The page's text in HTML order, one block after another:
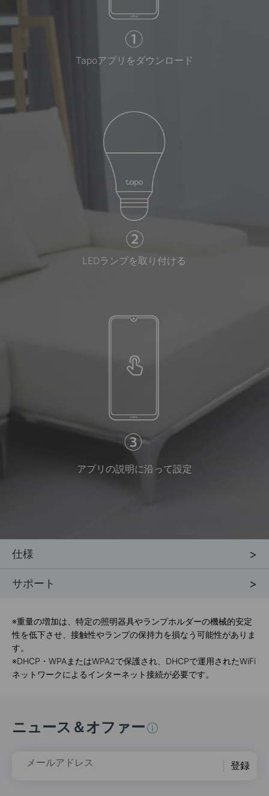
Tapoアプリをダウンロード
LEDランプを取り付ける
アプリの説明に沿って設定
仕様
サポート
※重量の増加は、特定の照明器具やランプホルダーの機械的安定
性を低下させ、接触性やランプの保持力を損なう可能性がありま
す。
※DHCP・WPAまたはWPA2で保護され、DHCPで運用されたWiFi
ネットワークによるインターネット接続が必要です。
ニュース＆オファー
メールアドレス 登録